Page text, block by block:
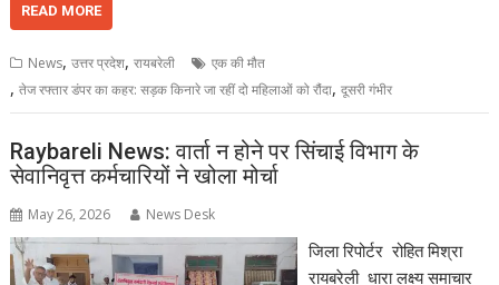
READ MORE
News,उत्तर प्रदेश,रायबरेली एक की मौत
,तेज रफ्तार डंपर का कहर: सड़क किनारे जा रहीं दो महिलाओं को रौंदा,दूसरी गंभीर
Raybareli News: वार्ता न होने पर सिंचाई विभाग के
सेवानिवृत्त कर्मचारियों ने खोला मोर्चा
May 26, 2026 News Desk
जिला रिपोर्टर रोहित मिश्रा
रायबरेली धारा लक्ष्य समाचार